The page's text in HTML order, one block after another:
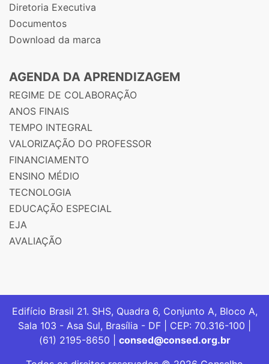
Diretoria Executiva
Documentos
Download da marca
AGENDA DA APRENDIZAGEM
REGIME DE COLABORAÇÃO
ANOS FINAIS
TEMPO INTEGRAL
VALORIZAÇÃO DO PROFESSOR
FINANCIAMENTO
ENSINO MÉDIO
TECNOLOGIA
EDUCAÇÃO ESPECIAL
EJA
AVALIAÇÃO
Edifício Brasil 21. SHS, Quadra 6, Conjunto A, Bloco A,
Sala 103 - Asa Sul, Brasília - DF | CEP: 70.316-100 |
(61) 2195-8650 | consed@consed.org.br